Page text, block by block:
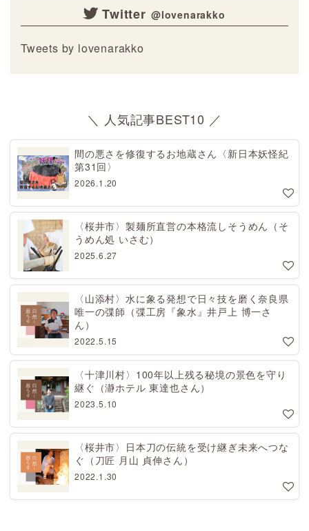
Twitter
Tweets by lovenarakko
＼ 人気記事BEST10 ／
間の悪さを修復するお地蔵さん〈新日本妖怪紀
第31回〉
2026.1.20
〈桜井市〉製麺所直営の本格流しそうめん（そ
うめん処 いさむ）
2025.6.27
〈山添村〉水に象る発想で日々技を磨く奈良県
唯一の弽師（弽工房『象水』井戸上 博一さ
ん）
2022.5.15
〈十津川村〉100年以上残る秘境の景色を守り
継ぐ（瀞ホテル 東達也さん）
2023.5.10
〈桜井市〉日本刀の伝統を受け継ぎ未来へつな
ぐ（刀匠 月山 貞伸さん）
2022.1.30